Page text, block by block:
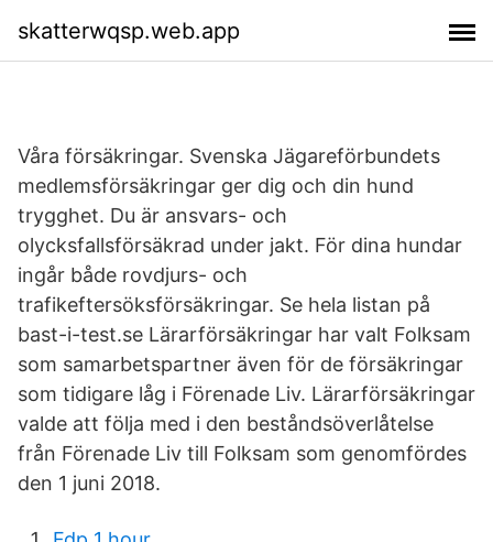
skatterwqsp.web.app
Våra försäkringar. Svenska Jägareförbundets
medlemsförsäkringar ger dig och din hund
trygghet. Du är ansvars- och
olycksfallsförsäkrad under jakt. För dina hundar
ingår både rovdjurs- och
trafikeftersöksförsäkringar. Se hela listan på
bast-i-test.se Lärarförsäkringar har valt Folksam
som samarbetspartner även för de försäkringar
som tidigare låg i Förenade Liv. Lärarförsäkringar
valde att följa med i den beståndsöverlåtelse
från Förenade Liv till Folksam som genomfördes
den 1 juni 2018.